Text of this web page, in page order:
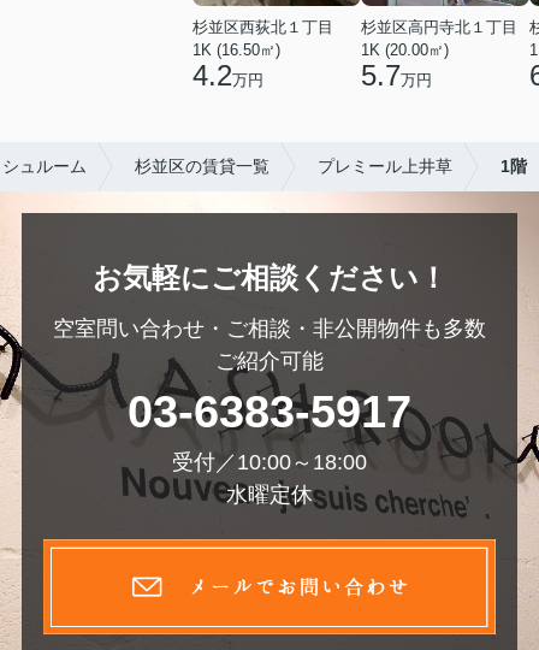
杉並区西荻北１丁目
1K (16.50㎡)
4.2万円
杉並区高円寺北１丁目
1K (20.00㎡)
5.7万円
ュルーム 杉並区の賃貸一覧 プレミール上井草 1階
お気軽にご相談ください！
空室問い合わせ・ご相談・非公開物件も多数
ご紹介可能
03-6383-5917
受付／10:00～18:00
水曜定休